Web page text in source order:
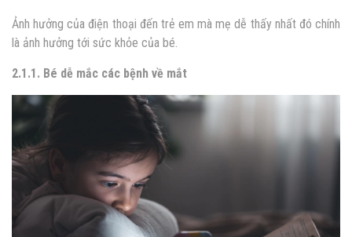
Ảnh hưởng của điện thoại đến trẻ em mà mẹ dễ thấy nhất đó chính
là ảnh hưởng tới sức khỏe của bé.
2.1.1. Bé dễ mắc các bệnh về mắt